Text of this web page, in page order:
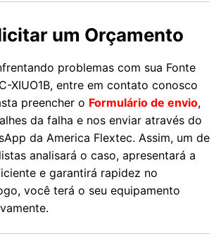
um Orçamento
problemas com sua Fonte
XIUO1B, entre em contato conosco
preencher o Formulário de envio,
da falha e nos enviar através do
da America Flextec. Assim, um de
analisará o caso, apresentará a
e garantirá rapidez no
você terá o seu equipamento